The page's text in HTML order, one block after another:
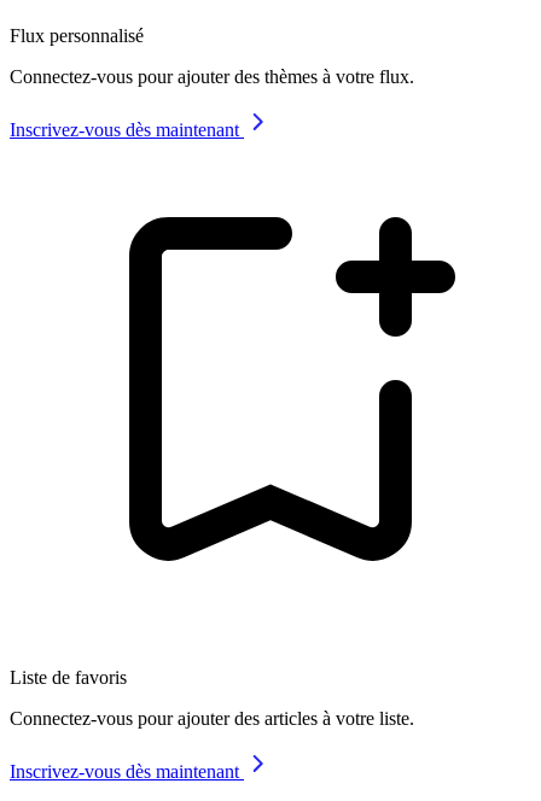
Flux personnalisé
Connectez-vous pour ajouter des thèmes à votre flux.
Inscrivez-vous dès maintenant
Liste de favoris
Connectez-vous pour ajouter des articles à votre liste.
Inscrivez-vous dès maintenant